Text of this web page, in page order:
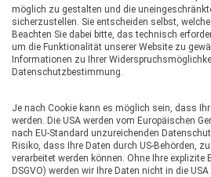
wir informieren Sie
September 2026
im Netzgebiet
Mit der
beauftragt. Die
Versorgungsgebiet
Zählerstände zu
geschätzt werden
schnell,
GUTE
Alles Wichtige
24/7 Zugriff
möglich zu gestalten und die
sicherzustellen. Sie entscheiden selbst,
Beachten Sie dabei bitte, das technisch
um die Funktionalität unserer Website zu
Informationen zu Ihrer
Datenschutzbestimmung.
Je nach Cookie kann es möglich sein, dass
werden. Die USA werden vom Europäischen
nach EU-Standard unzureichenden
Risiko, dass Ihre Daten durch US-Behörden,
verarbeitet werden können. Ohne Ihre
DSGVO) werden wir Ihre Daten nicht in die